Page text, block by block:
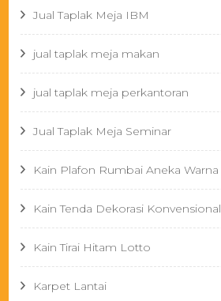
Jual Taplak Meja IBM
jual taplak meja makan
jual taplak meja perkantoran
Jual Taplak Meja Seminar
Kain Plafon Rumbai Aneka Warna
Kain Tenda Dekorasi Konvensional
Kain Tirai Hitam Lotto
Karpet Lantai